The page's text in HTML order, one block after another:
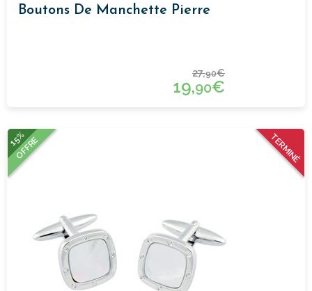
Boutons De Manchette Pierre
27,90€
19,90€
TERMINÉ
15%
OFFRE